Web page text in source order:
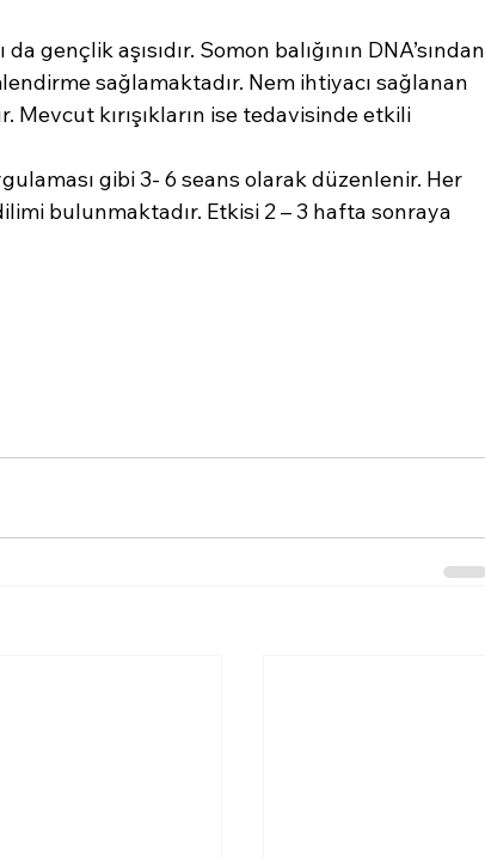
gençlik aşısıdır. Somon balığının DNA’sından
sağlamaktadır. Nem ihtiyacı sağlanan
Mevcut kırışıkların ise tedavisinde etkili
gibi 3- 6 seans olarak düzenlenir. Her
bulunmaktadır. Etkisi 2 – 3 hafta sonraya